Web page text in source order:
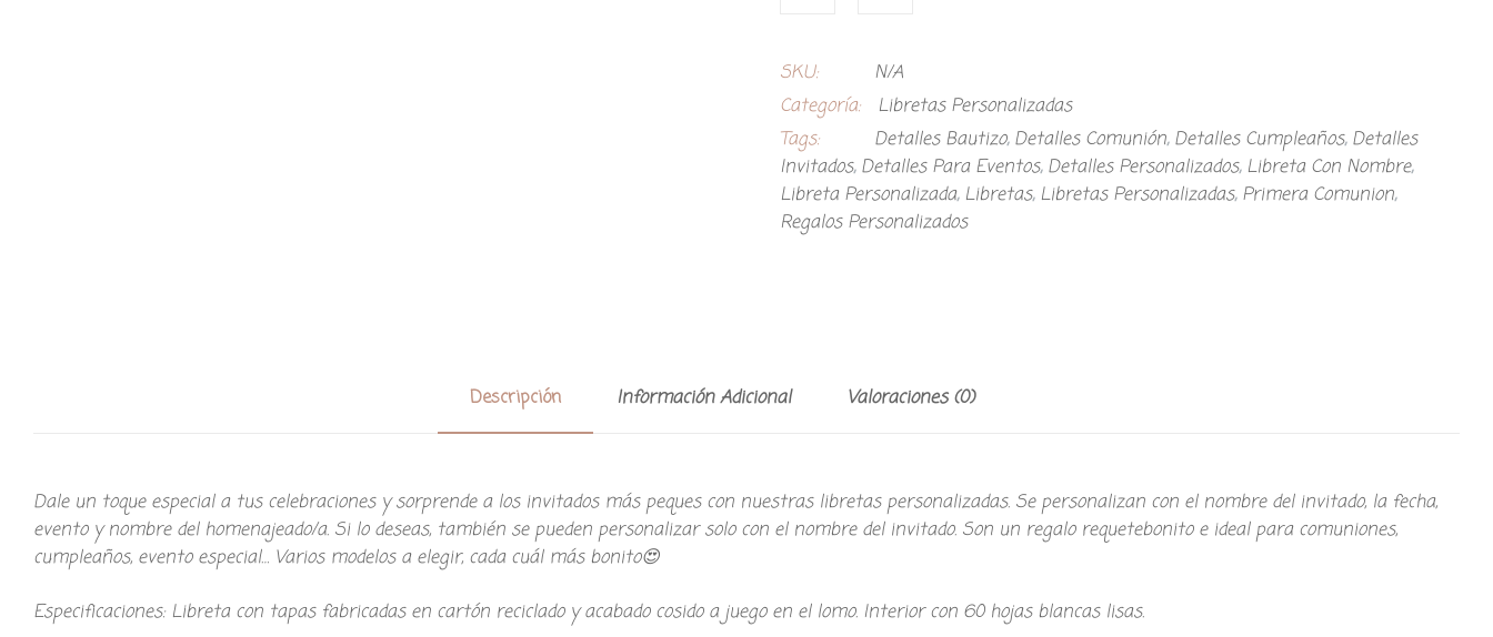
SKU:
N/A
Categoría:
Libretas Personalizadas
Tags:
Detalles Bautizo, Detalles Comunión, Detalles Cumpleaños, Detalles
Invitados, Detalles Para Eventos, Detalles Personalizados, Libreta Con Nombre,
Libreta Personalizada, Libretas, Libretas Personalizadas, Primera Comunion,
Regalos Personalizados
Descripción Información Adicional Valoraciones (0)
Dale un toque especial a tus celebraciones y sorprende a los invitados más peques con nuestras libretas personalizadas. Se personalizan con el nombre del invitado, la fecha,
evento y nombre del homenajeado/a. Si lo deseas, también se pueden personalizar solo con el nombre del invitado. Son un regalo requetebonito e ideal para comuniones,
cumpleaños, evento especial… Varios modelos a elegir, cada cuál más bonito😍
Especificaciones: Libreta con tapas fabricadas en cartón reciclado y acabado cosido a juego en el lomo. Interior con 60 hojas blancas lisas.